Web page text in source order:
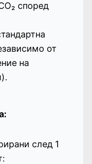
според
от
на
след 1